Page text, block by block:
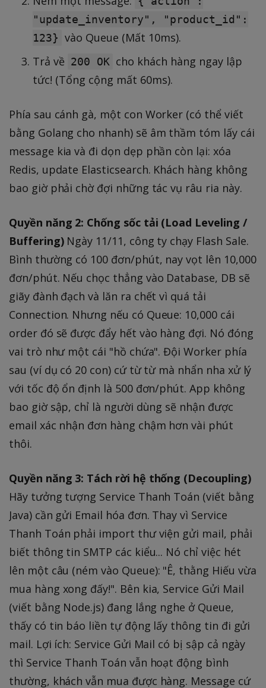
"update_inventory", "product_id":
123} vào Queue (Mất 10ms).
Trả về 200 OK cho khách hàng ngay lập
tức! (Tổng cộng mất 60ms).
Phía sau cánh gà, một con Worker (có thể viết
bằng Golang cho nhanh) sẽ âm thầm tóm lấy cái
message kia và đi dọn dẹp phần còn lại: xóa
Redis, update Elasticsearch. Khách hàng không
bao giờ phải chờ đợi những tác vụ râu ria này.
Quyền năng 2: Chống sốc tải (Load Leveling /
Buffering)Ngày 11/11, công ty chạy Flash Sale.
Bình thường có 100 đơn/phút, nay vọt lên 10,000
đơn/phút. Nếu chọc thẳng vào Database, DB sẽ
giãy đành đạch và lăn ra chết vì quá tải
Connection. Nhưng nếu có Queue: 10,000 cái
order đó sẽ được đẩy hết vào hàng đợi. Nó đóng
vai trò như một cái "hồ chứa". Đội Worker phía
sau (ví dụ có 20 con) cứ từ từ mà nhẩn nha xử lý
với tốc độ ổn định là 500 đơn/phút. App không
bao giờ sập, chỉ là người dùng sẽ nhận được
email xác nhận đơn hàng chậm hơn vài phút
thôi.
Quyền năng 3: Tách rời hệ thống (Decoupling)
Hãy tưởng tượng Service Thanh Toán (viết bằng
Java) cần gửi Email hóa đơn. Thay vì Service
Thanh Toán phải import thư viện gửi mail, phải
biết thông tin SMTP các kiểu... Nó chỉ việc hét
lên một câu (ném vào Queue): "Ê, thằng Hiếu vừa
mua hàng xong đấy!". Bên kia, Service Gửi Mail
(viết bằng Node.js) đang lắng nghe ở Queue,
thấy có tin báo liền tự động lấy thông tin đi gửi
mail. Lợi ích: Service Gửi Mail có bị sập cả ngày
thì Service Thanh Toán vẫn hoạt động bình
thường, khách vẫn mua được hàng. Message cứ